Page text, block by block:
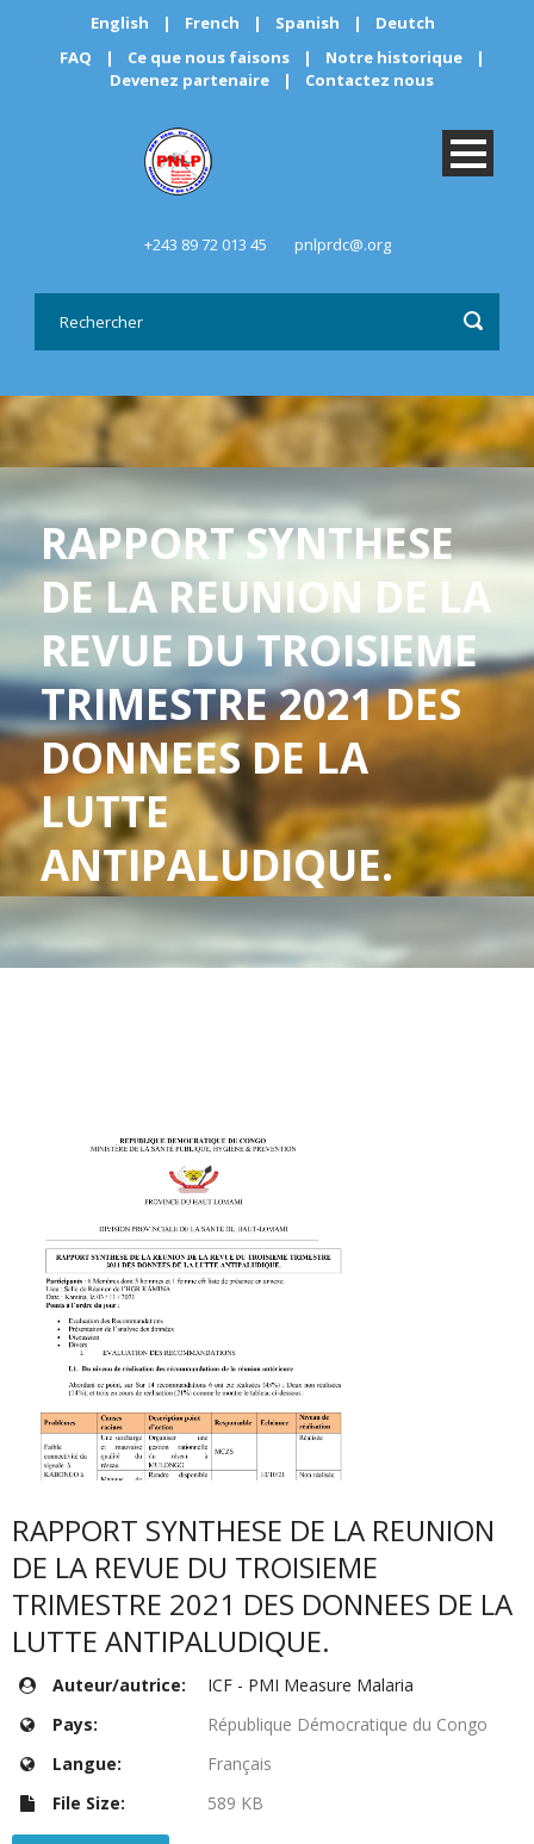
English | French | Spanish |
Deutch
FAQ
| Ce que nous faisons | Notre historique
|
Devenez partenaire
| Contactez nous
+243 89 72 013 45 pnlprdc@.org
RAPPORT SYNTHESE
DE LA REUNION DE LA
REVUE DU TROISIEME
TRIMESTRE 2021 DES
DONNEES DE LA
LUTTE
ANTIPALUDIQUE.
RAPPORT SYNTHESE DE LA REUNION
DE LA REVUE DU TROISIEME
TRIMESTRE 2021 DES DONNEES DE LA
LUTTE ANTIPALUDIQUE.
Auteur/autrice:
ICF - PMI Measure Malaria
Pays:
République Démocratique du Congo
Langue:
Français
File Size:
589 KB